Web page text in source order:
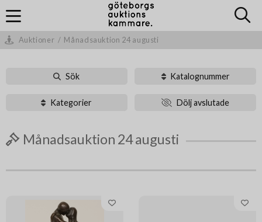
Auktioner / Månadsauktion 24 augusti
Sök Katalognummer
Kategorier Dölj avslutade
Månadsauktion 24 augusti